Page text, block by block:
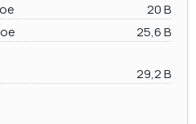
20 В
25,6 В
29,2 В